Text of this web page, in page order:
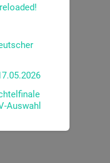
Auswahl